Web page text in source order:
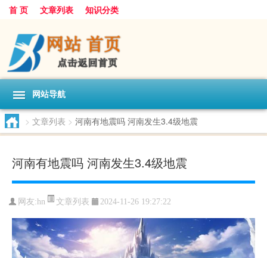
首 页 文章列表 知识分类
网站导航
> 文章列表 > 河南有地震吗 河南发生3.4级地震
河南有地震吗 河南发生3.4级地震
网友:hn 文章列表 2024-11-26 19:27:22